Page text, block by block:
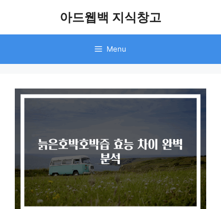
아드웹백 지식창고
Menu